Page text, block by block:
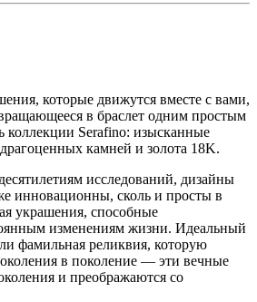
которые движутся вместе с вами,
в браслет одним простым
коллекции Serafino: изысканные
камней и золота 18K.
исследований, дизайны
инновационны, сколь и просты в
украшения, способные
изменениям жизни. Идеальный
фамильная реликвия, которую
в поколение — эти вечные
и преображаются со